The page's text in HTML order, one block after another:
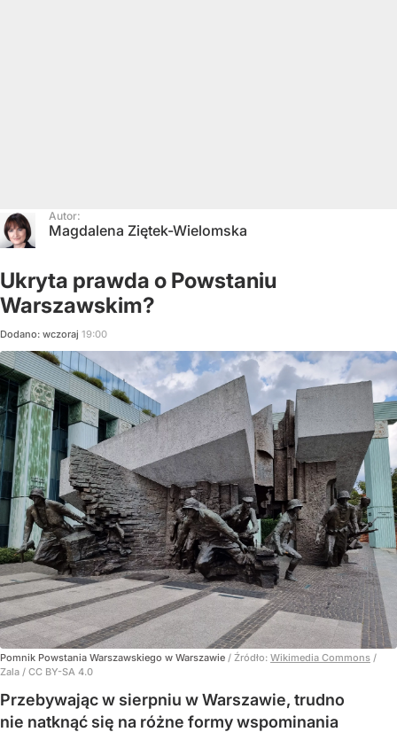
Autor:
Magdalena Ziętek-Wielomska
Ukryta prawda o Powstaniu
Warszawskim?
Dodano: wczoraj 19:00
Pomnik Powstania Warszawskiego w Warszawie / Źródło: Wikimedia Commons /
Zala / CC BY-SA 4.0
Przebywając w sierpniu w Warszawie, trudno
nie natknąć się na różne formy wspominania